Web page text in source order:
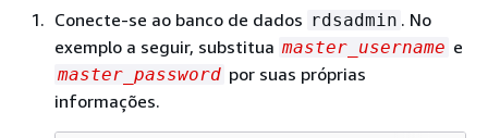
Conecte-se ao banco de dados rdsadmin . No
exemplo a seguir, substitua master_username e
master_password por suas próprias
informações.